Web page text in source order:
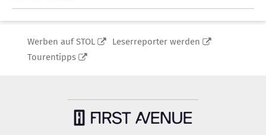
Werben auf STOL
Leserreporter werden
Tourentipps